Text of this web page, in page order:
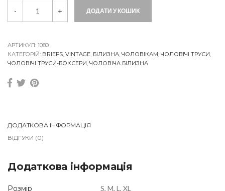
n
g
e
B
q
u
t
y
- + ДОДАТИ У КОШИК
АРТИКУЛ: 1080
КАТЕГОРІЙ: BRIEFS, VINTAGE, БІЛИЗНА, ЧОЛОВІКАМ, ЧОЛОВІЧІ ТРУСИ,
ЧОЛОВІЧІ ТРУСИ-БОКСЕРИ, ЧОЛОВІЧА БІЛИЗНА
ДОДАТКОВА ІНФОРМАЦІЯ
ВІДГУКИ (0)
Додаткова інформація
Розмір S, M, L, XL